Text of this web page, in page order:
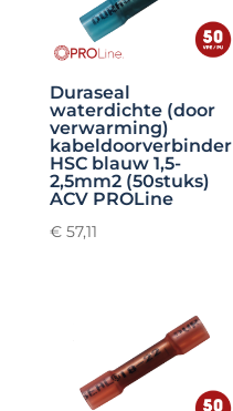
Duraseal
waterdichte (door
verwarming)
kabeldoorverbinder
HSC blauw 1,5-
2,5mm2 (50stuks)
ACV PROLine
€57,11